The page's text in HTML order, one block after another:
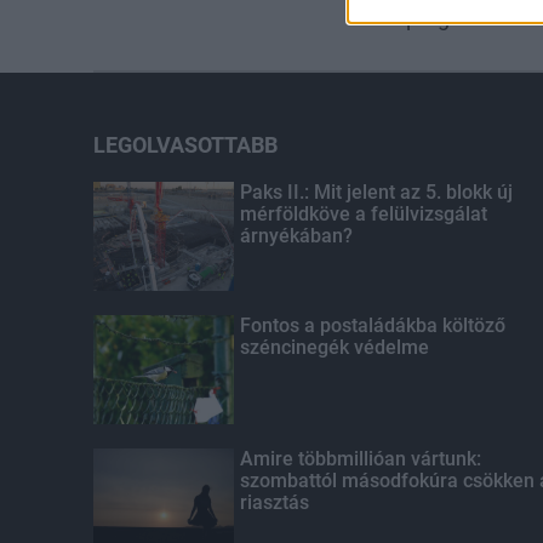
program
LEGOLVASOTTABB
Paks II.: Mit jelent az 5. blokk új
mérföldköve a felülvizsgálat
árnyékában?
Fontos a postaládákba költöző
széncinegék védelme
Amire többmillióan vártunk:
szombattól másodfokúra csökken
riasztás